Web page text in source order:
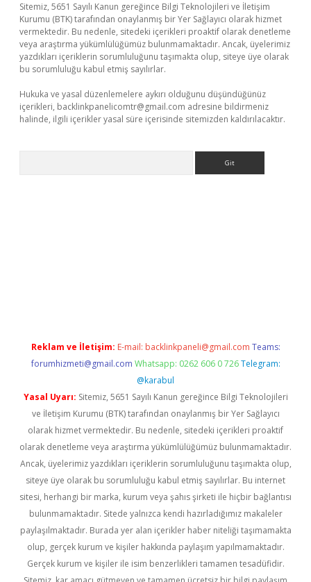
Sitemiz, 5651 Sayılı Kanun gereğince Bilgi Teknolojileri ve İletişim
Kurumu (BTK) tarafından onaylanmış bir Yer Sağlayıcı olarak hizmet
vermektedir. Bu nedenle, sitedeki içerikleri proaktif olarak denetleme
veya araştırma yükümlülüğümüz bulunmamaktadır. Ancak, üyelerimiz
yazdıkları içeriklerin sorumluluğunu taşımakta olup, siteye üye olarak
bu sorumluluğu kabul etmiş sayılırlar.
Hukuka ve yasal düzenlemelere aykırı olduğunu düşündüğünüz
içerikleri, backlinkpanelicomtr@gmail.com adresine bildirmeniz
halinde, ilgili içerikler yasal süre içerisinde sitemizden kaldırılacaktır.
Reklam ve İletişim: E-mail: backlinkpaneli@gmail.com Teams:
forumhizmeti@gmail.com Whatsapp: 0262 606 0 726 Telegram:
@karabul
Yasal Uyarı: Sitemiz, 5651 Sayılı Kanun gereğince Bilgi Teknolojileri
ve İletişim Kurumu (BTK) tarafından onaylanmış bir Yer Sağlayıcı
olarak hizmet vermektedir. Bu nedenle, sitedeki içerikleri proaktif
olarak denetleme veya araştırma yükümlülüğümüz bulunmamaktadır.
Ancak, üyelerimiz yazdıkları içeriklerin sorumluluğunu taşımakta olup,
siteye üye olarak bu sorumluluğu kabul etmiş sayılırlar. Bu internet
sitesi, herhangi bir marka, kurum veya şahıs şirketi ile hiçbir bağlantısı
bulunmamaktadır. Sitede yalnızca kendi hazırladığımız makaleler
paylaşılmaktadır. Burada yer alan içerikler haber niteliği taşımamakta
olup, gerçek kurum ve kişiler hakkında paylaşım yapılmamaktadır.
Gerçek kurum ve kişiler ile isim benzerlikleri tamamen tesadüfidir.